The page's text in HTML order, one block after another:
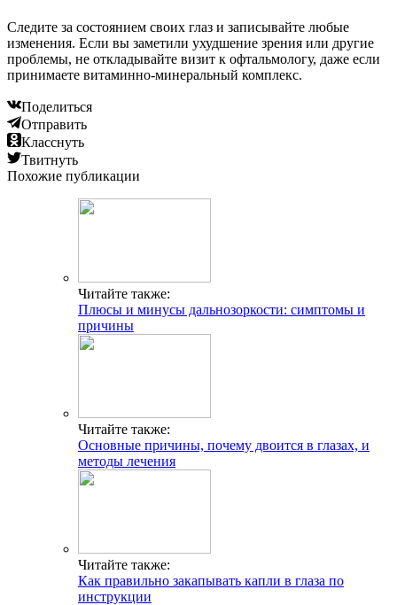
Следите за состоянием своих глаз и записывайте любые
изменения. Если вы заметили ухудшение зрения или другие
проблемы, не откладывайте визит к офтальмологу, даже если
принимаете витаминно-минеральный комплекс.
Поделиться
Отправить
Класснуть
Твитнуть
Похожие публикации
Читайте также:
Плюсы и минусы дальнозоркости: симптомы и
причины
Читайте также:
Основные причины, почему двоится в глазах, и
методы лечения
Читайте также:
Как правильно закапывать капли в глаза по
инструкции